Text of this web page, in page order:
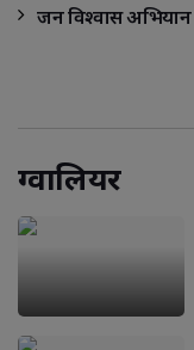
जन विश्वास
ग्वालियर